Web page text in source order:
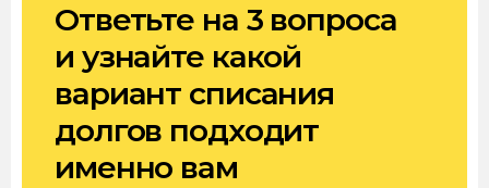
Ответьте на 3 вопроса
и узнайте какой
вариант списания
долгов подходит
именно вам